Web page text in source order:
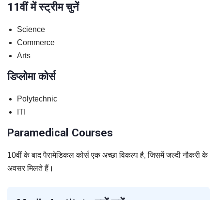
11वीं में स्ट्रीम चुनें
Science
Commerce
Arts
डिप्लोमा कोर्स
Polytechnic
ITI
Paramedical Courses
10वीं के बाद पैरामेडिकल कोर्स एक अच्छा विकल्प है, जिसमें जल्दी नौकरी के
अवसर मिलते हैं।